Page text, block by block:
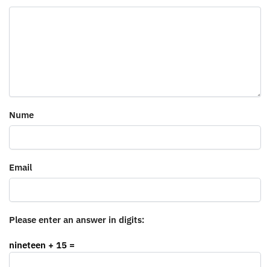
Nume
Email
Please enter an answer in digits:
nineteen + 15 =